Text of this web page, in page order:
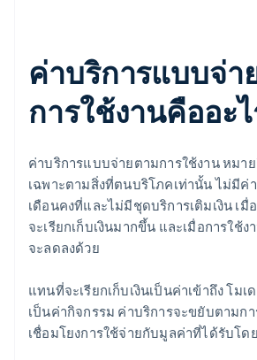
ค่าบริการแบบจ่า
การใช้งานคืออะ
ค่าบริการแบบจ่ายตามการใช้งาน หมาย
เฉพาะตามสิ่งที่ตนบริโภคเท่านั้น ไม่มีค่
เดือนคงที่และไม่มีชุดบริการเติมเงิน เมื่
จะเรียกเก็บเงินมากขึ้น และเมื่อการใช้
จะลดลงด้วย
แทนที่จะเรียกเก็บเงินเป็นค่าเข้าถึง โมเ
เป็นค่ากิจกรรม ค่าบริการจะขยับตามก
เชื่อมโยงการใช้จ่ายกับมูลค่าที่ได้รับโด